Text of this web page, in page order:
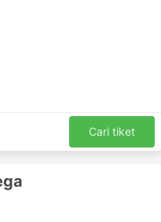
Cari tiket